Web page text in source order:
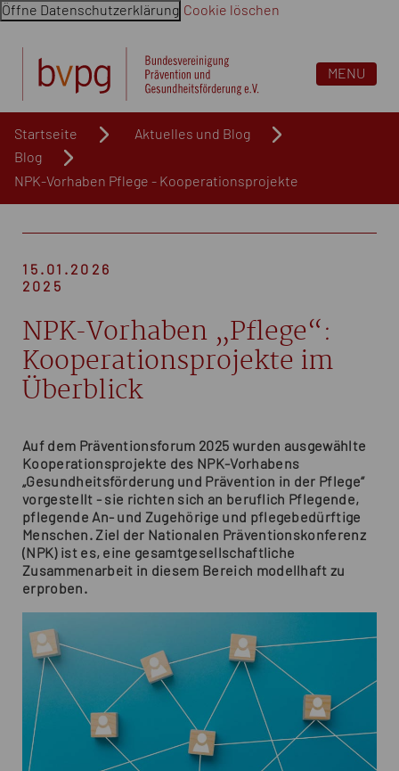
Öffne Datenschutzerklärung Cookie löschen
MENU
Startseite
Aktuelles und Blog
Blog
NPK-Vorhaben Pflege - Kooperationsprojekte
15.01.2026
2025
NPK-Vorhaben „Pflege“:
Kooperationsprojekte im
Überblick
Auf dem Präventionsforum 2025 wurden ausgewählte
Kooperationsprojekte des NPK-Vorhabens
„Gesundheitsförderung und Prävention in der Pflege“
vorgestellt - sie richten sich an beruflich Pflegende,
pflegende An- und Zugehörige und pflegebedürftige
Menschen. Ziel der Nationalen Präventionskonferenz
(NPK) ist es, eine gesamtgesellschaftliche
Zusammenarbeit in diesem Bereich modellhaft zu
erproben.